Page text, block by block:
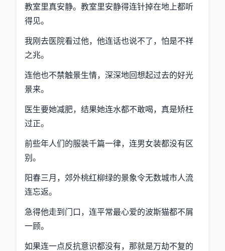
教室里真安静。教室里安静得连针掉在地上都听
得见。
我刚去医院看过他，他连话也说不了，怕是不祥
之兆。
连他也不禁触景生情，深深地回想起过去的好光
景来。
医生要她减肥，结果她连水都不敢喝，真是矫枉
过正。
前些年人们的服装千篇一律，连男女装都没有区
别。
阳春三月，郊外桃红柳绿的景象令无数城市人流
连忘返。
急得他走到门口，连平常最心爱的波斯猫都不屑
一顾。
如果连一点反抗意识都没有，那就是万劫不复的